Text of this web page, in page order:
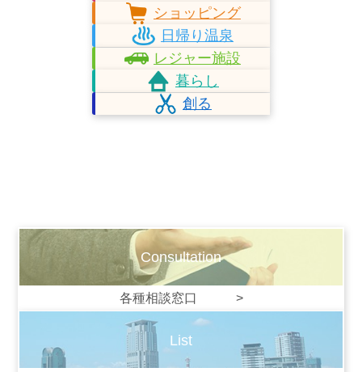
ショッピング
日帰り温泉
レジャー施設
暮らし
創る
Consultation
各種相談窓口 >
List